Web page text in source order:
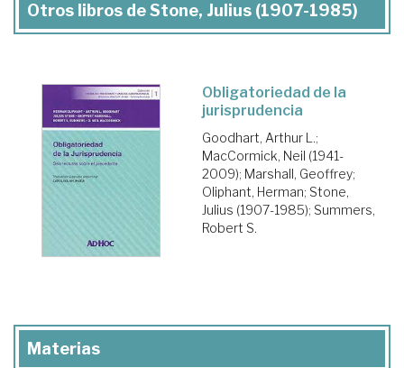
Otros libros de Stone, Julius (1907-1985)
Obligatoriedad de la
jurisprudencia
Goodhart, Arthur L.;
MacCormick, Neil (1941-
2009); Marshall, Geoffrey;
Oliphant, Herman; Stone,
Julius (1907-1985); Summers,
Robert S.
Materias